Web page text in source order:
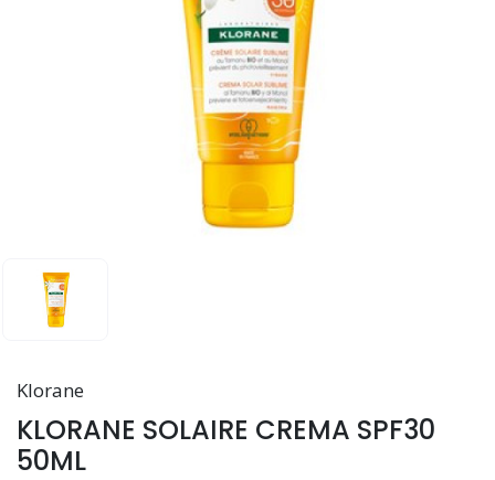
Klorane
KLORANE SOLAIRE CREMA SPF30
50ML